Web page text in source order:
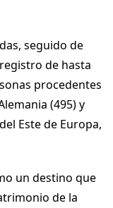
seguido de
de hasta
procedentes
(495) y
Este de Europa,
un destino que
de la